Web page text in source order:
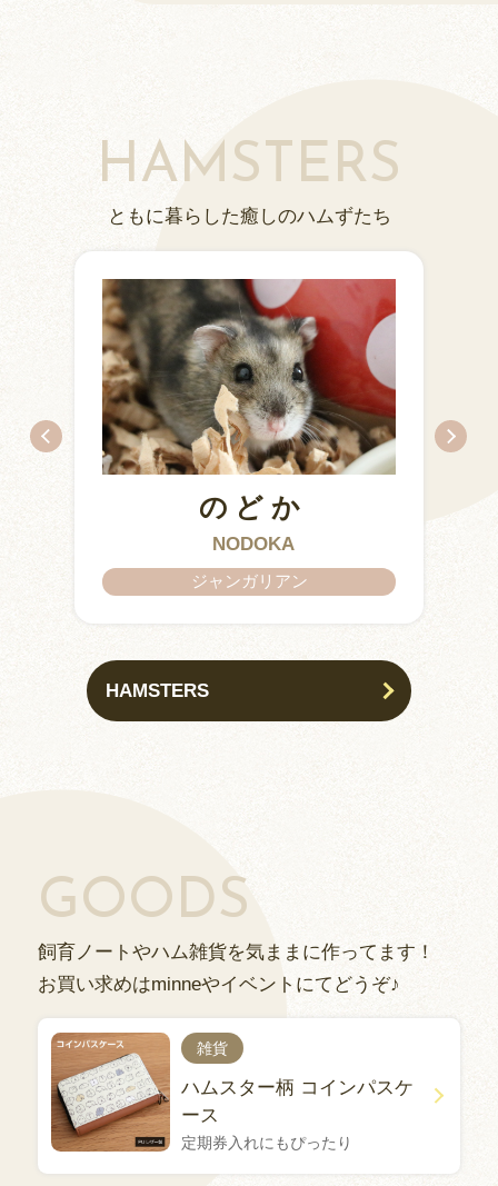
HAMSTERS
ともに暮らした癒しのハムずたち
KURIMARU
のどか
NODOKA
ジャンガリアン
CHITOSE
CHATARO
IZUMO & OKUNI
ARARE
KISUKE
HAMSTERS
GOODS
飼育ノートやハム雑貨を気ままに作ってます！
お買い求めはminneやイベントにてどうぞ♪
雑貨
ハムスター柄 コインパスケ
ース
定期券入れにもぴったり